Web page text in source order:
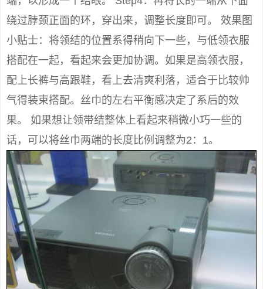
绕过脖颈正面的环，穿出来，调整长度即可。 效果图
小贴士：将领结的位置系得稍向下一些，与低领衣服
搭配在一起，看起来会更加协调。如果是高领衣服，
配上长裤与高跟鞋，看上去清爽利落，适合于比较帅
气得装束搭配。丝巾的左右平衡感决定了系后的效
果。 如果想让领带结整体上看起来稍微小巧一些的
话，可以将丝巾两端的长度比例调整为2：1。